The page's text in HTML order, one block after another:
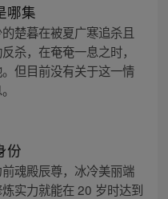
哪集
楚暮在被夏广寒追杀且
杀，在奄奄一息之时，
但目前没有关于这一情
份
魂殿辰尊，冰冷美丽端
实力就能在 20 岁时达到